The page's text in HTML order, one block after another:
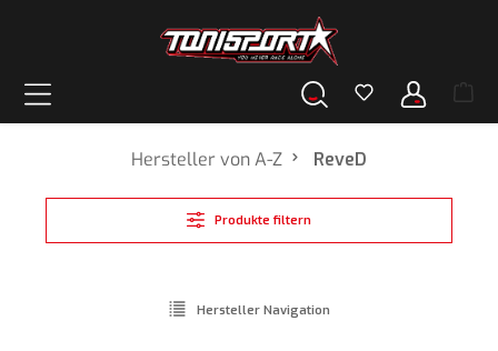
Hersteller von A-Z ReveD
Produkte filtern
Hersteller Navigation